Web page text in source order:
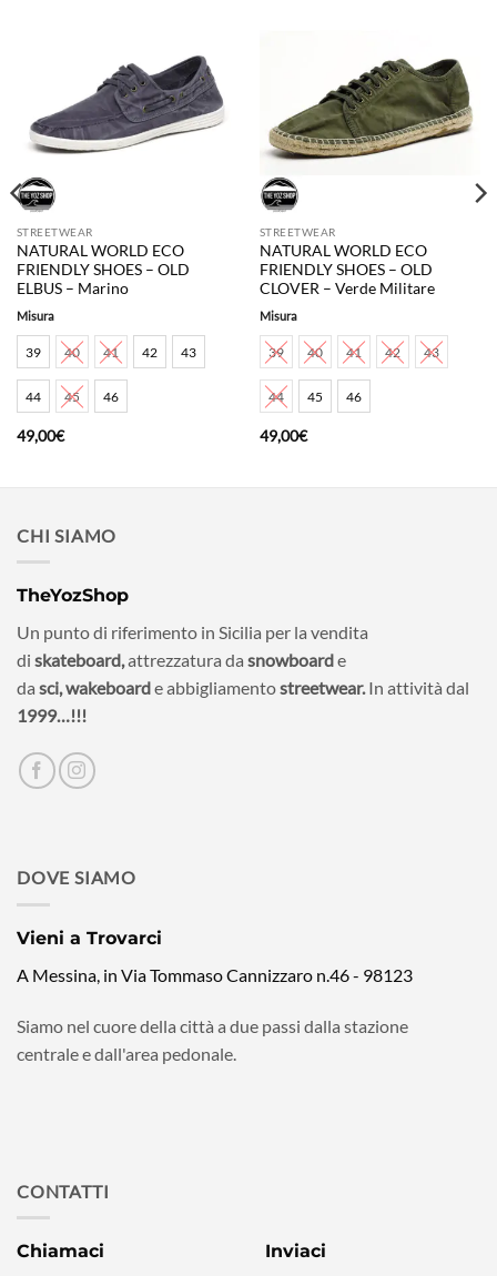
STREETWEAR
NATURAL WORLD ECO
FRIENDLY SHOES – OLD
ELBUS – Marino
Misura
39 40 41 42 43
44 45 46
49,00€
STREETWEAR
NATURAL WORLD ECO
FRIENDLY SHOES – OLD
CLOVER – Verde Militare
Misura
39 40 41 42 43
44 45 46
49,00€
CHI SIAMO
TheYozShop
Un punto di riferimento in Sicilia per la vendita
di skateboard,attrezzatura da snowboarde
da sci,wakeboarde abbigliamentostreetwear.In attività dal
1999…!!!
DOVE SIAMO
Vieni a Trovarci
A Messina, in Via Tommaso Cannizzaro n.46 - 98123
Siamo nel cuore della città a due passi dalla stazione
centrale e dall'area pedonale.
CONTATTI
Chiamaci
Inviaci